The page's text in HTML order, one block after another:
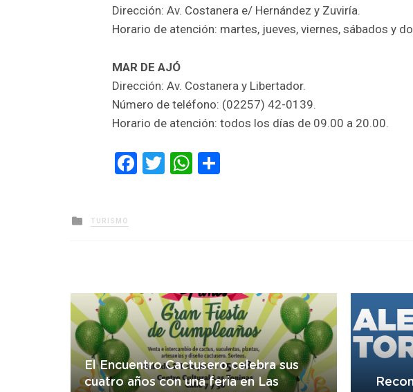
Dirección: Av. Costanera e/ Hernández y Zuviría.
Horario de atención: martes, jueves, viernes, sábados y
MAR DE AJÓ
Dirección: Av. Costanera y Libertador.
Número de teléfono: (02257) 42-0139.
Horario de atención: todos los días de 09.00 a 20.00.
Facebook
TwitterWhatsApp
Posted
in
TURISMO
El Encuentro Cactusero celebra sus
cuatro años con una feria en Las